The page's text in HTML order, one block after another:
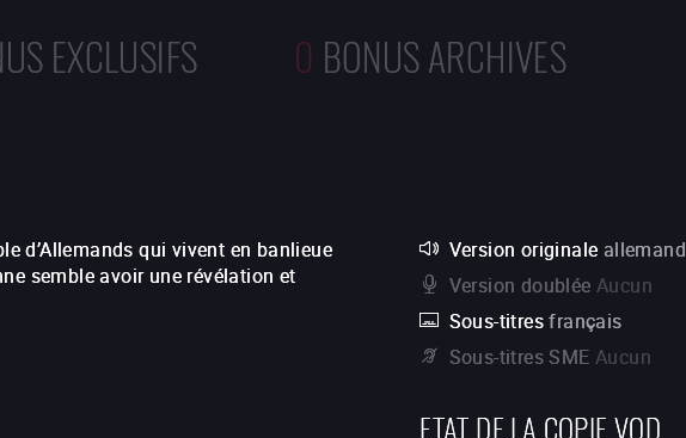
EXCLUSIFS 0 BONUS ARCHIVES
d’Allemands qui vivent en banlieue
semble avoir une révélation et
Version originale allemand
Version doublée Aucun
Sous-titres français
Sous-titres SME Aucun
ETAT DE LA COPIE VOD